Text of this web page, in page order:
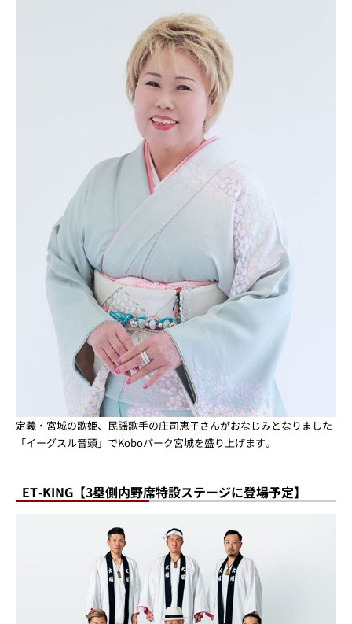
定義・宮城の歌姫、民謡歌手の庄司恵子さんがおなじみとなりました
「イーグスル音頭」でKoboパーク宮城を盛り上げます。
ET-KING【3塁側内野席特設ステージに登場予定】